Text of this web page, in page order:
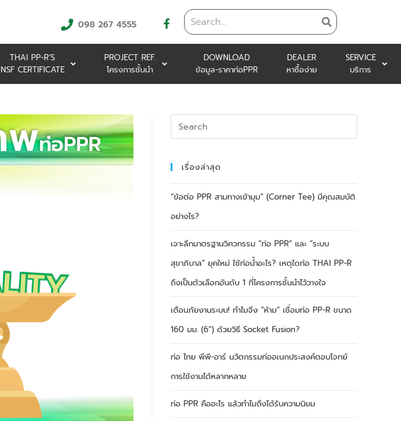
098 267 4555
THAI PP-R’S
NSF CERTIFICATE
PROJECT REF.
โครงการชั้นนำ
DOWNLOAD
ข้อมูล-ราคาท่อPPR
DEALER
หาซื้อง่าย
SERVICE
บริการ
เรื่องล่าสุด
“ข้อต่อ PPR สามทางเข้ามุม” (Corner Tee) มีคุณสมบัติ
อย่างไร?
เจาะลึกมาตรฐานวิศวกรรม “ท่อ PPR” และ “ระบบ
สุขาภิบาล” ยุคใหม่ ใช้ท่อน้ำอะไร? เหตุใดท่อ THAI PP-R
ถึงเป็นตัวเลือกอันดับ 1 ที่โครงการชั้นนำไว้วางใจ
เตือนภัยงานระบบ! ทำไมจึง “ห้าม” เชื่อมท่อ PP-R ขนาด
160 มม. (6”) ด้วยวิธี Socket Fusion?
ท่อ ไทย พีพี-อาร์ นวัตกรรมท่ออเนกประสงค์ตอบโจทย์
การใช้งานได้หลากหลาย
ท่อ PPR คืออะไร แล้วทำไมถึงได้รับความนิยม